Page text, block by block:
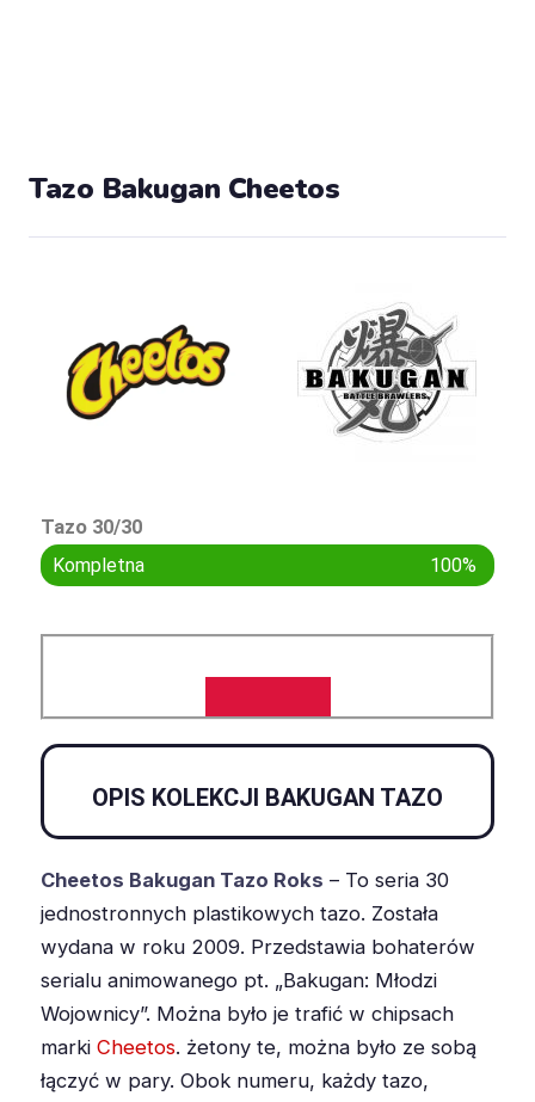
Tazo Bakugan Cheetos
Tazo 30/30
Kompletna
100%
OPIS KOLEKCJI BAKUGAN TAZO
Cheetos Bakugan Tazo Roks – To seria 30
jednostronnych plastikowych tazo. Została
wydana w roku 2009. Przedstawia bohaterów
serialu animowanego pt. „Bakugan: Młodzi
Wojownicy”. Można było je trafić w chipsach
marki Cheetos. żetony te, można było ze sobą
łączyć w pary. Obok numeru, każdy tazo,